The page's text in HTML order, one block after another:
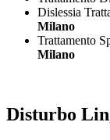
Dislessia
Milano
Trattamento
Milano
Disturbo